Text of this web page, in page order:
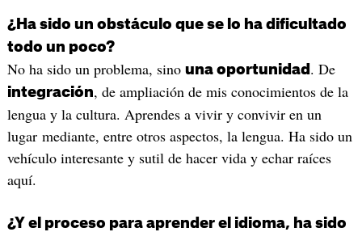
¿Ha sido un obstáculo que se lo ha dificultado
todo un poco?
No ha sido un problema, sino una oportunidad . De
integración, de ampliación de mis conocimientos de la
lengua y la cultura. Aprendes a vivir y convivir en un
lugar mediante, entre otros aspectos, la lengua. Ha sido un
vehículo interesante y sutil de hacer vida y echar raíces
aquí.
¿Y el proceso para aprender el idioma, ha sido